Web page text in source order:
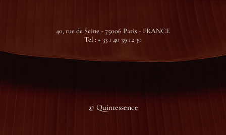
40, rue de Seine - 75006 Paris - FRANCE
Tel : + 33 1 40 39 12 30
© Quintessence